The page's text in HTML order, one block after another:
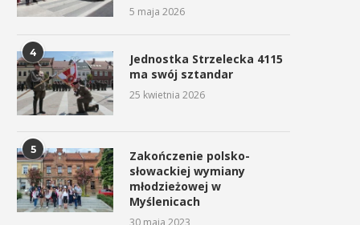
5 maja 2026
4
Jednostka Strzelecka 4115
ma swój sztandar
25 kwietnia 2026
5
Zakończenie polsko-
słowackiej wymiany
młodzieżowej w
Myślenicach